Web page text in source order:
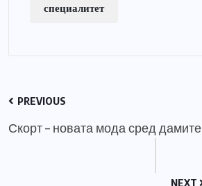
специалитет
PREVIOUS
Скорт – новата мода сред дамите
NEXT